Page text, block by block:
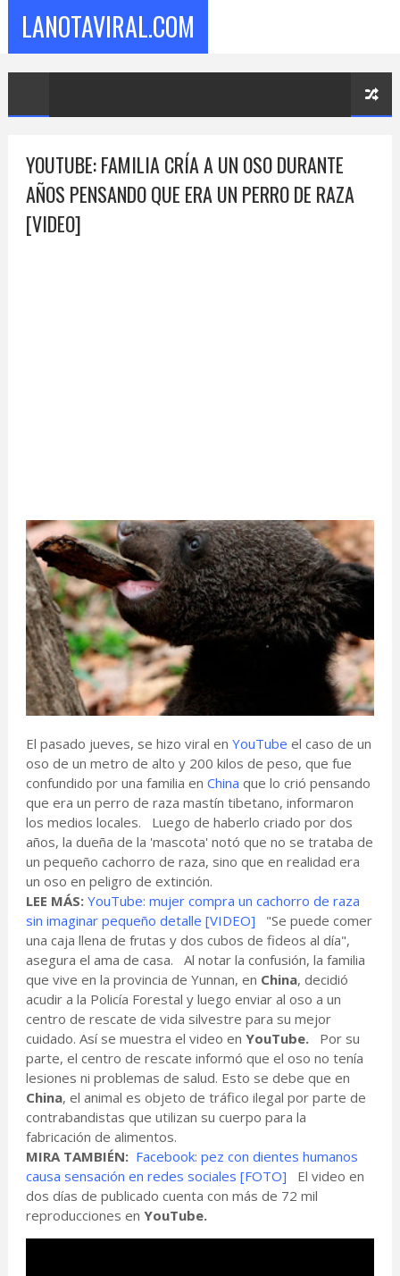
LANOTAVIRAL.COM
YOUTUBE: FAMILIA CRÍA A UN OSO DURANTE
AÑOS PENSANDO QUE ERA UN PERRO DE RAZA
[VIDEO]
El pasado jueves, se hizo viral en YouTube el caso de un
oso de un metro de alto y 200 kilos de peso, que fue
confundido por una familia en China que lo crió pensando
que era un perro de raza mastín tibetano, informaron
los medios locales. Luego de haberlo criado por dos
años, la dueña de la 'mascota' notó que no se trataba de
un pequeño cachorro de raza, sino que en realidad era
un oso en peligro de extinción.
LEE MÁS: YouTube: mujer compra un cachorro de raza
sin imaginar pequeño detalle [VIDEO] "Se puede comer
una caja llena de frutas y dos cubos de fideos al día",
asegura el ama de casa. Al notar la confusión, la familia
que vive en la provincia de Yunnan, en China, decidió
acudir a la Policía Forestal y luego enviar al oso a un
centro de rescate de vida silvestre para su mejor
cuidado. Así se muestra el video en YouTube.Por su
parte, el centro de rescate informó que el oso no tenía
lesiones ni problemas de salud. Esto se debe que en
China, el animal es objeto de tráfico ilegal por parte de
contrabandistas que utilizan su cuerpo para la
fabricación de alimentos.
MIRA TAMBIÉN: Facebook: pez con dientes humanos
causa sensación en redes sociales [FOTO] El video en
dos días de publicado cuenta con más de 72 mil
reproducciones en YouTube.